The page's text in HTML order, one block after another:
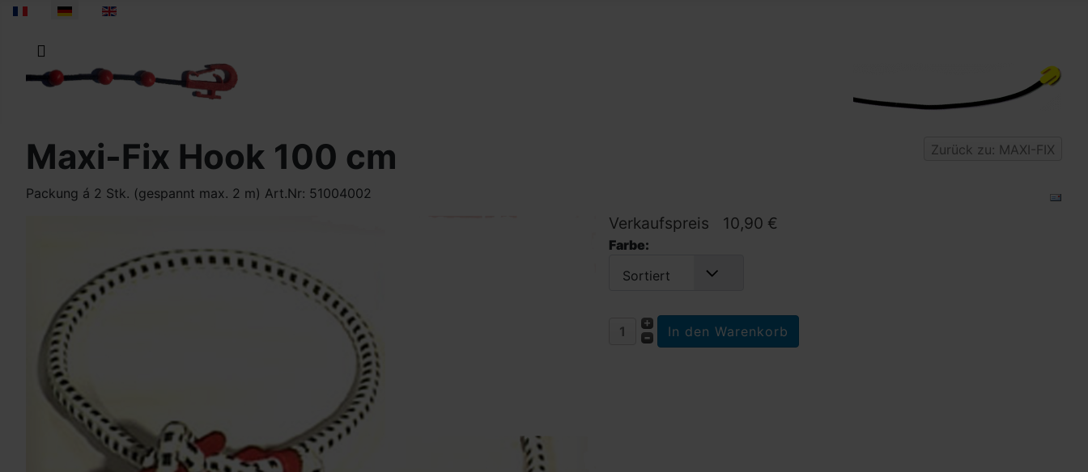
Sprache auswählen
Zurück zu: MAXI-FIX
Maxi-Fix Hook 100 cm
Packung á 2 Stk. (gespannt max. 2 m) Art.Nr: 51004002
Verkaufspreis 10,90 €
Farbe:
Sortiert